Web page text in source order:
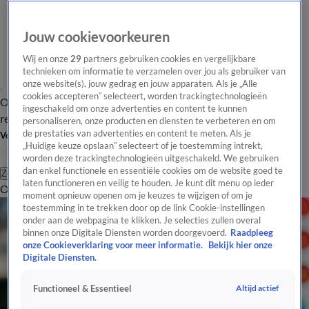
Overzicht Laatste nieuws Regionieuws Het beste van Hart
Tip de
redactie
Volg Hart van Nederland
Zoeken
OverzichtRegioUitzendingenWeerTip de redactiePanelVideo's
Jouw cookievoorkeuren
Wij en onze29 partners gebruiken cookies en vergelijkbare
technieken om informatie te verzamelen over jou als gebruiker van
onze website(s), jouw gedrag en jouw apparaten. Als je „Alle
cookies accepteren” selecteert, worden trackingtechnologieën
ingeschakeld om onze advertenties en content te kunnen
personaliseren, onze producten en diensten te verbeteren en om
de prestaties van advertenties en content te meten. Als je
„Huidige keuze opslaan” selecteert of je toestemming intrekt,
worden deze trackingtechnologieën uitgeschakeld. We gebruiken
dan enkel functionele en essentiële cookies om de website goed te
laten functioneren en veilig te houden. Je kunt dit menu op ieder
moment opnieuw openen om je keuzes te wijzigen of om je
toestemming in te trekken door op de link Cookie-instellingen
onder aan de webpagina te klikken. Je selecties zullen overal
binnen onze Digitale Diensten worden doorgevoerd. Raadpleeg
onze Cookieverklaring voor meer informatie.
Bekijk hier onze
Digitale Diensten.
Functioneel & Essentieel Altijd actief